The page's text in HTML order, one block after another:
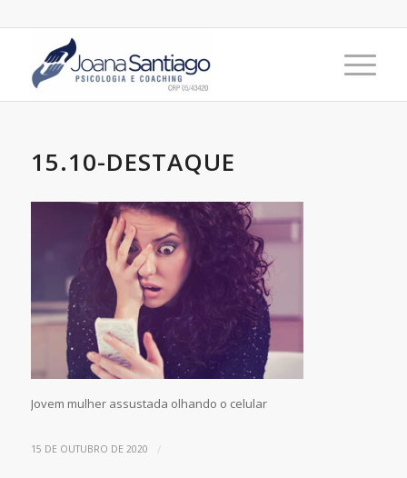
15.10-DESTAQUE
Jovem mulher assustada olhando o celular
15 DE OUTUBRO DE 2020 /